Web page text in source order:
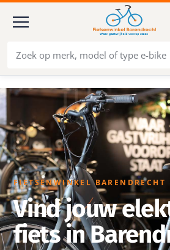
FIETSENWINKEL BARENDRECHT
Vind jouw
fiets in